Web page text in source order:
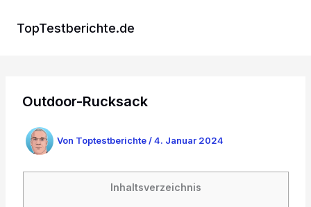
InhaltTopTestberichte.de
Outdoor-Rucksack
Von Toptestberichte /4. Januar 2024
Inhaltsverzeichnis